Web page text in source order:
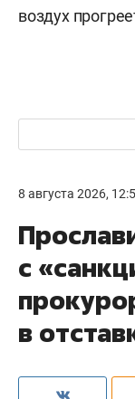
воздух
8 августа 2026,
с
в